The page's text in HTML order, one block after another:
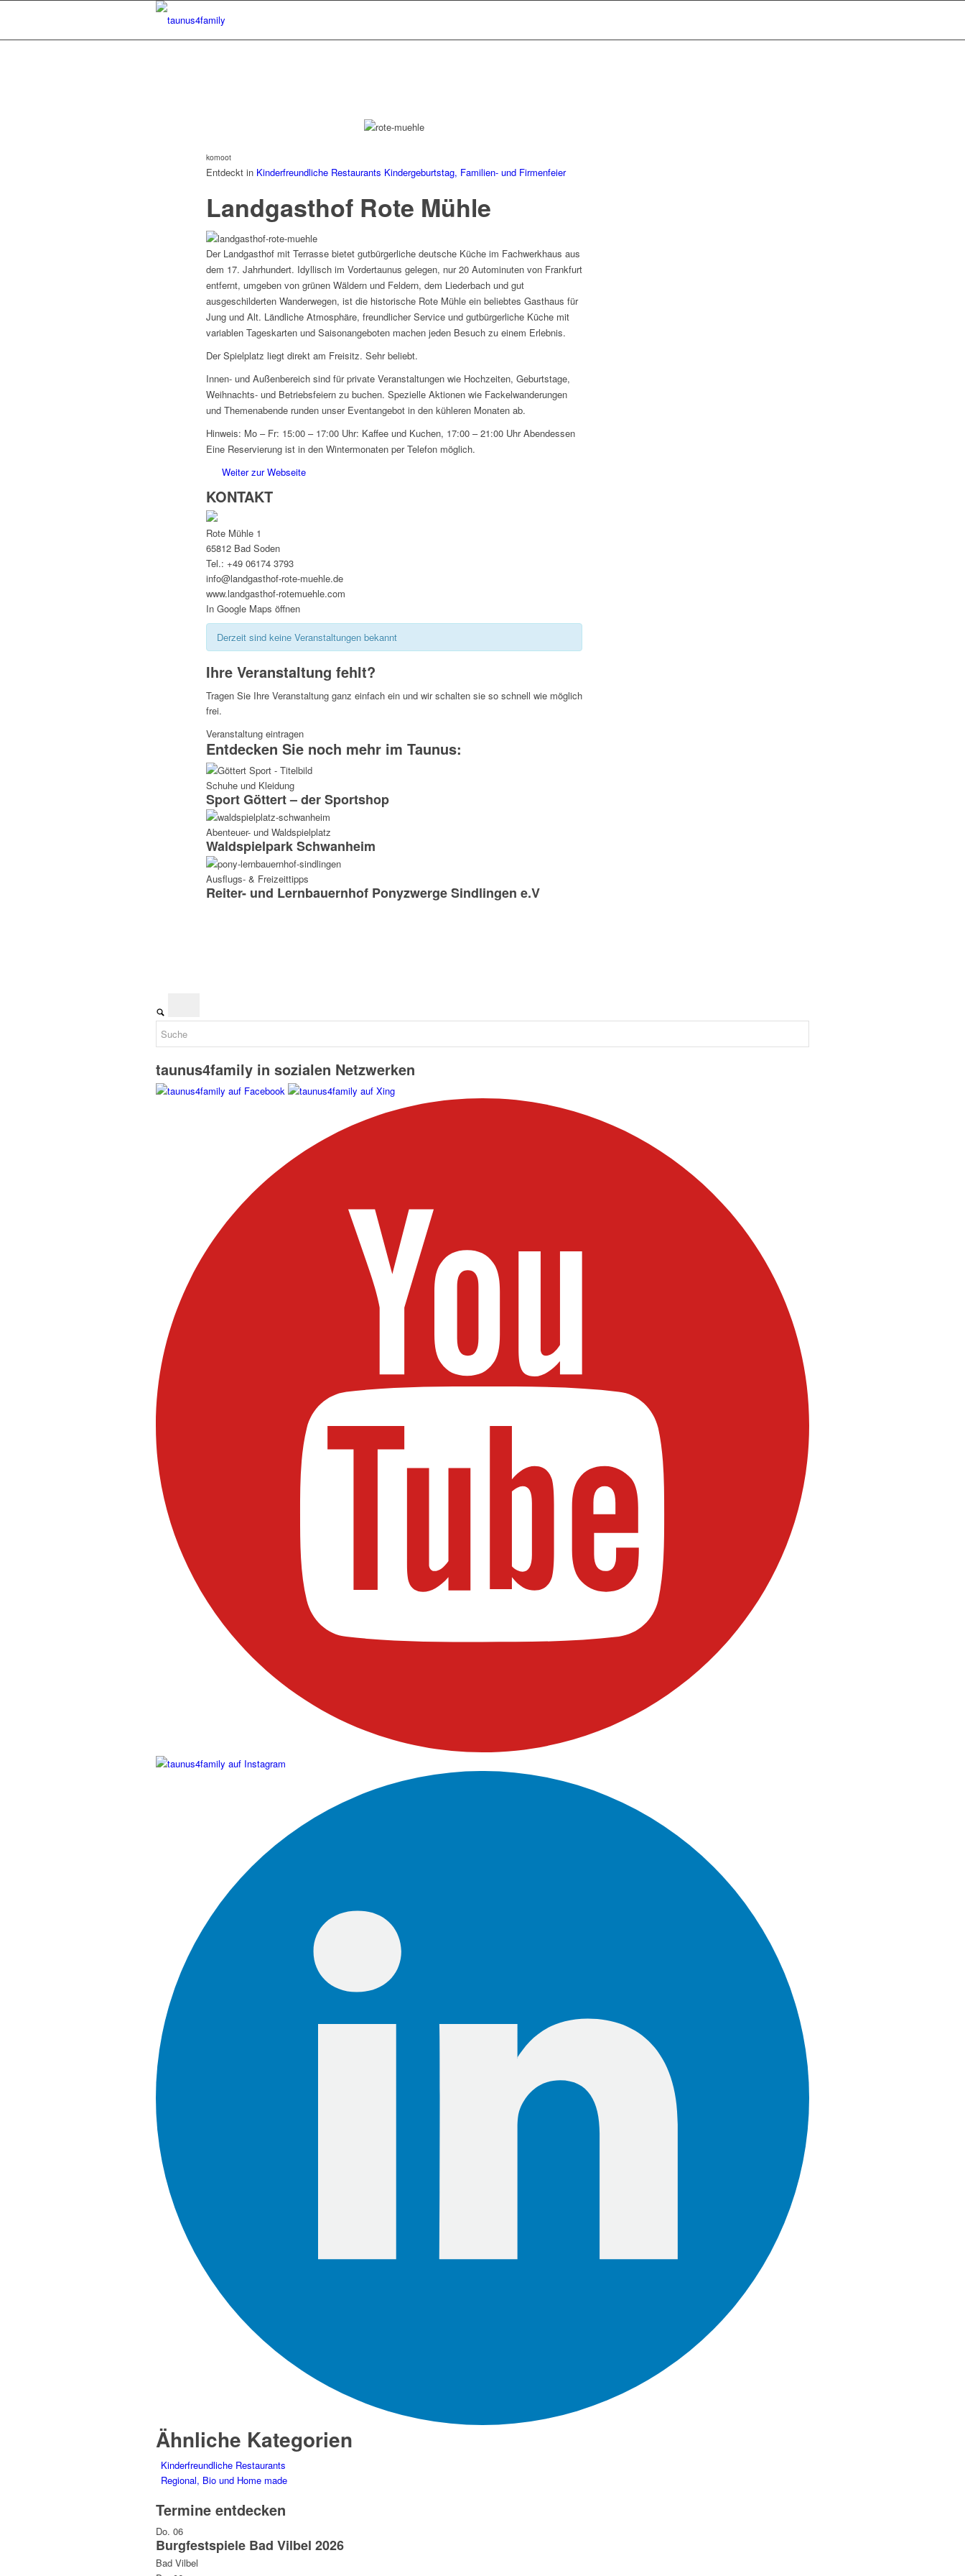
Den Taunus entdecken
Ausflugs- & Freizeittipps
Beratung & Service
Essen & Trinken
Feiern
Lernen & Bildung
Shoppen & Schenken
Jetzt Deinen Taunus Trend
Für Gastautoren
Über mich
komoot
Entdeckt in Kinderfreundliche Restaurants Kindergeburtstag, Familien- und Firmenfeier
Landgasthof Rote Mühle
Der Landgasthof mit Terrasse bietet gutbürgerliche deutsche Küche im Fachwerkhaus aus
dem 17. Jahrhundert. Idyllisch im Vordertaunus gelegen, nur 20 Autominuten von Frankfurt
entfernt, umgeben von grünen Wäldern und Feldern, dem Liederbach und gut
ausgeschilderten Wanderwegen, ist die historische Rote Mühle ein beliebtes Gasthaus für
Jung und Alt. Ländliche Atmosphäre, freundlicher Service und gutbürgerliche Küche mit
variablen Tageskarten und Saisonangeboten machen jeden Besuch zu einem Erlebnis.
Der Spielplatz liegt direkt am Freisitz. Sehr beliebt.
Innen- und Außenbereich sind für private Veranstaltungen wie Hochzeiten, Geburtstage,
Weihnachts- und Betriebsfeiern zu buchen. Spezielle Aktionen wie Fackelwanderungen
und Themenabende runden unser Eventangebot in den kühleren Monaten ab.
Hinweis: Mo – Fr: 15:00 – 17:00 Uhr: Kaffee und Kuchen, 17:00 – 21:00 Uhr Abendessen
Eine Reservierung ist in den Wintermonaten per Telefon möglich.
Weiter zur Webseite
KONTAKT
Rote Mühle 1
65812 Bad Soden
Tel.: +49 06174 3793
info@landgasthof-rote-muehle.de
www.landgasthof-rotemuehle.com
In Google Maps öffnen
Derzeit sind keine Veranstaltungen bekannt
Ihre Veranstaltung fehlt?
Tragen Sie Ihre Veranstaltung ganz einfach ein und wir schalten sie so schnell wie möglich
frei.
Veranstaltung eintragen
Entdecken Sie noch mehr im Taunus:
Schuhe und Kleidung
Sport Göttert – der Sportshop
Abenteuer- und Waldspielplatz
Waldspielpark Schwanheim
Ausflugs- & Freizeittipps
Reiter- und Lernbauernhof Ponyzwerge Sindlingen e.V
taunus4family in sozialen Netzwerken
Ähnliche Kategorien
Kinderfreundliche Restaurants
Regional, Bio und Home made
Termine entdecken
Do. 06
Burgfestspiele Bad Vilbel 2026
Bad Vilbel